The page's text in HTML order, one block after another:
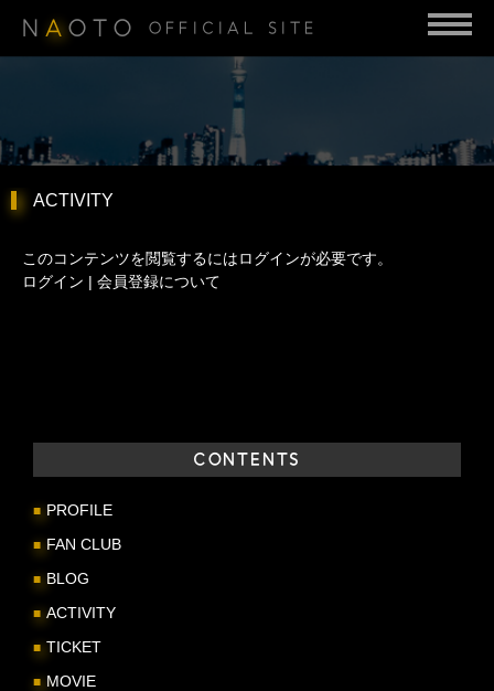
N A OTO OFFICIAL SITE
ACTIVITY
このコンテンツを閲覧するにはログインが必要です。
ログイン | 会員登録について
CONTENTS
PROFILE
FAN CLUB
BLOG
ACTIVITY
TICKET
MOVIE